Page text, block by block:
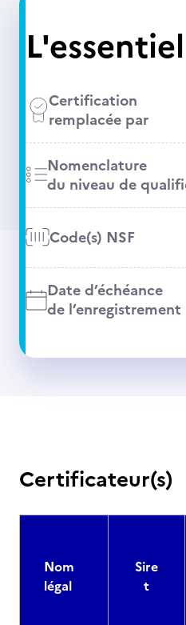
L'essentiel
Certification
remplacée par
Nomenclature
du niveau de
Code(s) NSF
Date d’échéance
de l’enregistrement
Certificateur(s)
Nom
légal
Sire
t